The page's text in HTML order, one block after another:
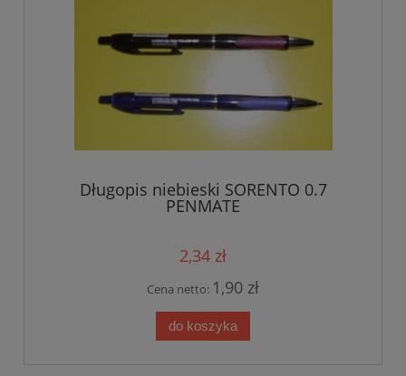
Długopis niebieski SORENTO 0.7
PENMATE
2,34 zł
Cena netto: 1,90 zł
do koszyka